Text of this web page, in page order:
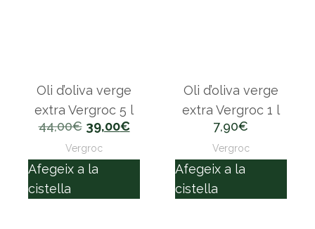
Oli d’oliva verge
extra Vergroc 5 l
44,00€ 39,00€
Vergroc
Afegeix a la
cistella
Oli d’oliva verge
extra Vergroc 1 l
7,90€
Vergroc
Afegeix a la
cistella